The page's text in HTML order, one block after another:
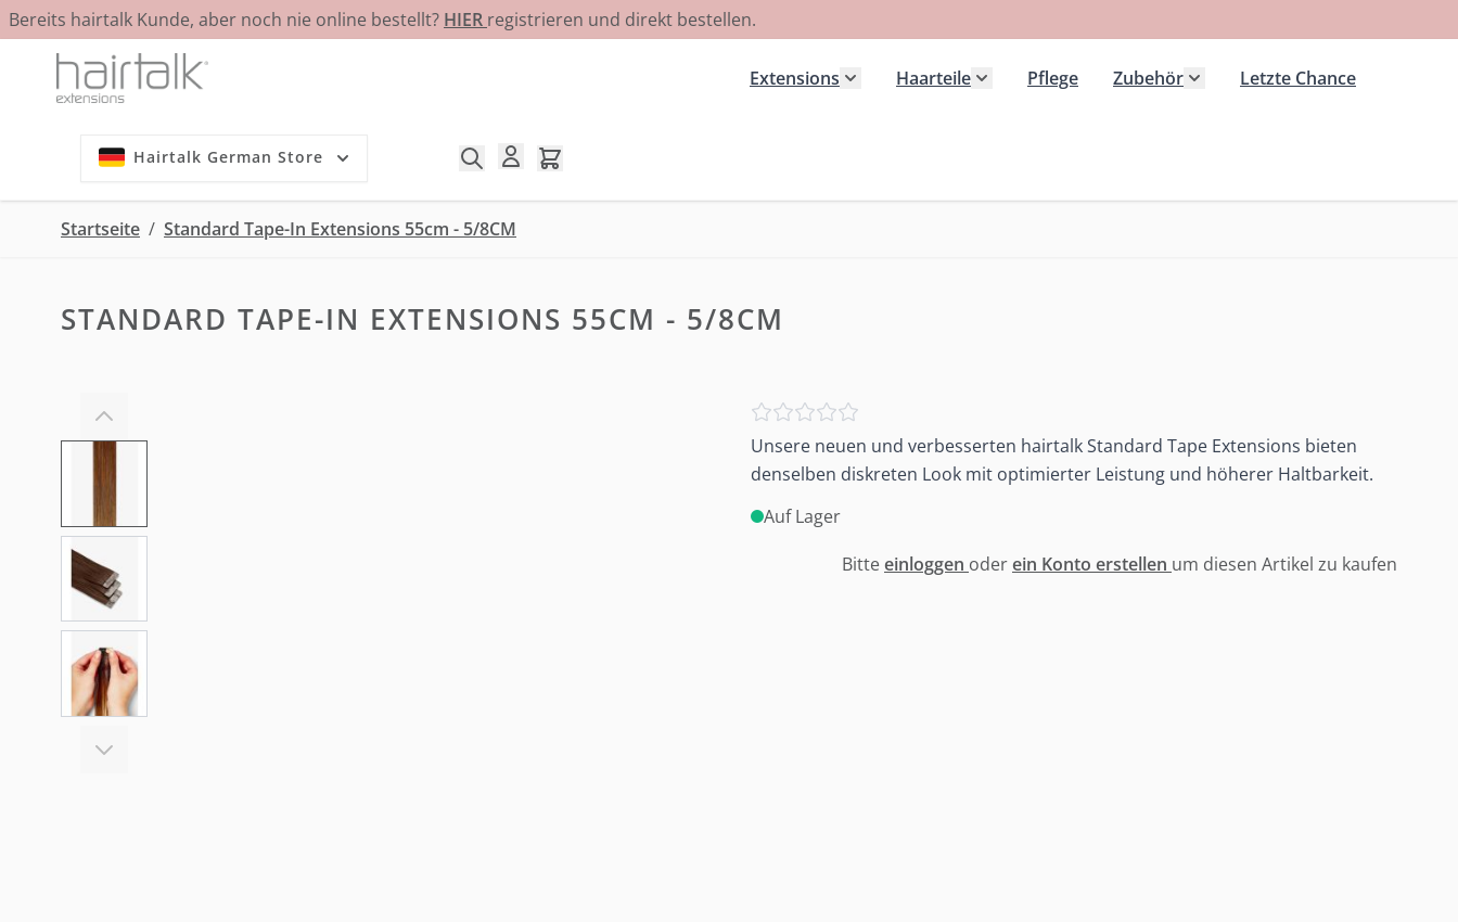
Bereits hairtalk Kunde, aber noch nie online bestellt? HIER registrieren und direkt bestellen.
Zum Inhalt springen
Extensions
Haarteile
Pflege
Zubehör
Letzte Chance
Hairtalk German Store
Startseite / Standard Tape-In Extensions 55cm - 5/8CM
STANDARD TAPE-IN EXTENSIONS 55CM - 5/8CM
View larger image
Unsere neuen und verbesserten hairtalk Standard Tape Extensions bieten
denselben diskreten Look mit optimierter Leistung und höherer Haltbarkeit.
Auf Lager
Bitteeinloggen oderein Konto erstellen um diesen Artikel zu kaufen